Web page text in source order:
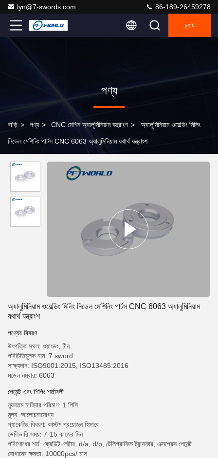
lyn@7-swords.com 86-189-26459278
চ্যাট
পণ্য
বাড়ি > পণ্য > CNC মেশিন অ্যালুমিনিয়াম যন্ত্রাংশ > অ্যালুমিনিয়াম ওয়েল্ডিং মিলিং
নিডেল মেশিনিং পার্টস CNC 6063 অ্যালুমিনিয়াম যথার্থ যন্ত্রাংশ
অ্যালুমিনিয়াম ওয়েল্ডিং মিলিং নিডেল মেশিনিং পার্টস CNC 6063 অ্যালুমিনিয়াম
যথার্থ যন্ত্রাংশ
পণ্যের বিবরণ
উৎপত্তি স্থল: গুয়াংডং, চীন
পরিচিতিমুলক নাম: 7 sword
সাক্ষ্যদান: ISO9001:2015, ISO13485:2016
মডেল নম্বার: 6063
পেমেন্ট এবং শিপিং শর্তাবলী
ন্যূনতম চাহিদার পরিমাণ: 1 পিসি
মূল্য: আলোচনাযোগ্য
প্যাকেজিং বিবরণ: কাস্টম প্রয়োজন হিসাবে
ডেলিভারি সময়: 7-15 কাজের দিন
পরিশোধের শর্ত: ক্রেডিট লেটার, d/a, d/p, টেলিগ্রাফিক ট্রান্সফার, এক্সপ্রেস পেমেন্ট
যোগানের ক্ষমতা: 10000pcs/ মাস